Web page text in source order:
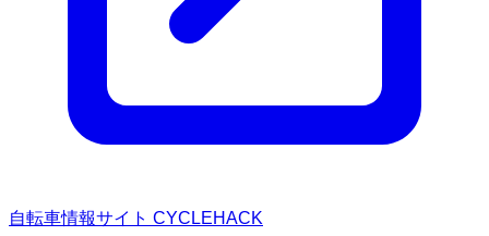
自転車情報サイト CYCLEHACK